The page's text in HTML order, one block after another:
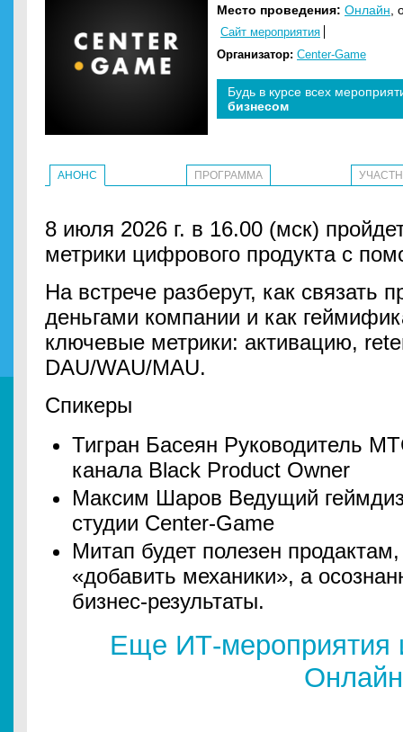
Место проведения: Онлайн ,
Сайт мероприятия
Организатор: Center-Game
Будь в курсе всех
бизнесом
АНОНС ПРОГРАММА
8 июля 2026 г. в 16.00 (мск)
метрики цифрового продукта с
На встрече разберут, как связать
деньгами компании и как
ключевые метрики: активацию,
DAU/WAU/MAU.
Спикеры
Тигран Басеян Руководитель
канала Black Product Owner
Максим Шаров Ведущий
студии Center-Game
Митап будет полезен
«добавить механики», а
бизнес-результаты.
Еще ИТ-мероприятия
Онлайн